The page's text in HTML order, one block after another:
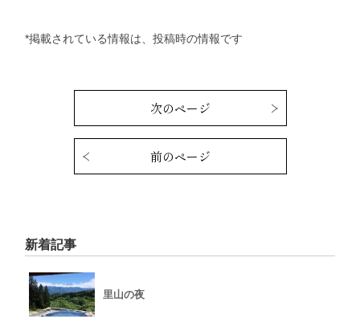
*掲載されている情報は、投稿時の情報です
次のページ
前のページ
新着記事
里山の夜